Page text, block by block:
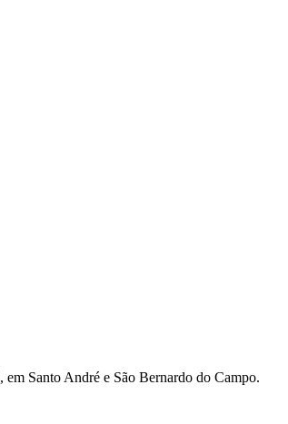
Santo André e São Bernardo do Campo.